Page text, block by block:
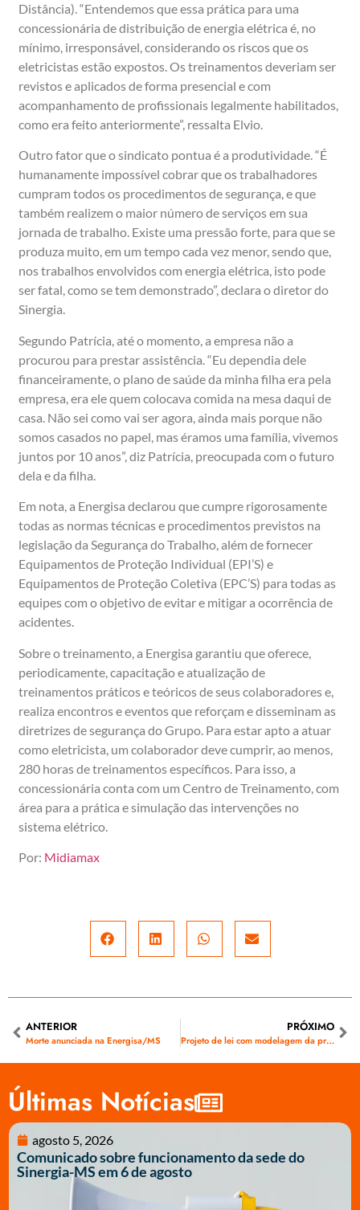
Distância). “Entendemos que essa prática para uma
concessionária de distribuição de energia elétrica é, no
mínimo, irresponsável, considerando os riscos que os
eletricistas estão expostos. Os treinamentos deveriam ser
revistos e aplicados de forma presencial e com
acompanhamento de profissionais legalmente habilitados,
como era feito anteriormente”, ressalta Elvio.
Outro fator que o sindicato pontua é a produtividade. “É
humanamente impossível cobrar que os trabalhadores
cumpram todos os procedimentos de segurança, e que
também realizem o maior número de serviços em sua
jornada de trabalho. Existe uma pressão forte, para que se
produza muito, em um tempo cada vez menor, sendo que,
nos trabalhos envolvidos com energia elétrica, isto pode
ser fatal, como se tem demonstrado”, declara o diretor do
Sinergia.
Segundo Patrícia, até o momento, a empresa não a
procurou para prestar assistência. “Eu dependia dele
financeiramente, o plano de saúde da minha filha era pela
empresa, era ele quem colocava comida na mesa daqui de
casa. Não sei como vai ser agora, ainda mais porque não
somos casados no papel, mas éramos uma família, vivemos
juntos por 10 anos”, diz Patrícia, preocupada com o futuro
dela e da filha.
Em nota, a Energisa declarou que cumpre rigorosamente
todas as normas técnicas e procedimentos previstos na
legislação da Segurança do Trabalho, além de fornecer
Equipamentos de Proteção Individual (EPI’S) e
Equipamentos de Proteção Coletiva (EPC’S) para todas as
equipes com o objetivo de evitar e mitigar a ocorrência de
acidentes.
Sobre o treinamento, a Energisa garantiu que oferece,
periodicamente, capacitação e atualização de
treinamentos práticos e teóricos de seus colaboradores e,
realiza encontros e eventos que reforçam e disseminam as
diretrizes de segurança do Grupo. Para estar apto a atuar
como eletricista, um colaborador deve cumprir, ao menos,
280 horas de treinamentos específicos. Para isso, a
concessionária conta com um Centro de Treinamento, com
área para a prática e simulação das intervenções no
sistema elétrico.
Por: Midiamax
ANTERIOR
Morte anunciada na Energisa/MS
PRÓXIMO
Projeto de lei com modelagem da privatização da Eletrobras seguirá à Casa Civil
Últimas Notícias
agosto 5, 2026
Comunicado sobre funcionamento da sede do
Sinergia-MS em 6 de agosto